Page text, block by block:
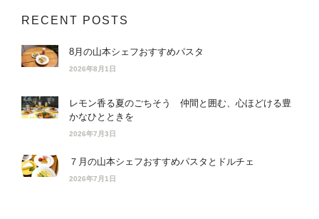
RECENT POSTS
8月の山本シェフおすすめパスタ
2026年8月1日
レモン香る夏のごちそう 仲間と囲む、心ほどける豊
かなひとときを
2026年7月3日
７月の山本シェフおすすめパスタとドルチェ
2026年7月1日